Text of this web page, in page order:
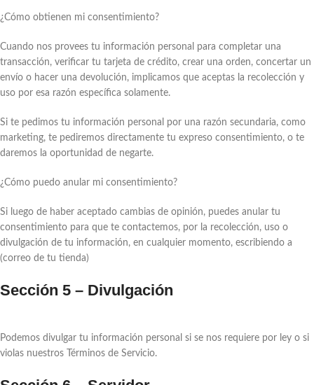
¿Cómo obtienen mi consentimiento?
Cuando nos provees tu información personal para completar una
transacción, verificar tu tarjeta de crédito, crear una orden, concertar un
envío o hacer una devolución, implicamos que aceptas la recolección y
uso por esa razón específica solamente.
Si te pedimos tu información personal por una razón secundaria, como
marketing, te pediremos directamente tu expreso consentimiento, o te
daremos la oportunidad de negarte.
¿Cómo puedo anular mi consentimiento?
Si luego de haber aceptado cambias de opinión, puedes anular tu
consentimiento para que te contactemos, por la recolección, uso o
divulgación de tu información, en cualquier momento, escribiendo a
(correo de tu tienda)
Sección 5 – Divulgación
Podemos divulgar tu información personal si se nos requiere por ley o si
violas nuestros Términos de Servicio.